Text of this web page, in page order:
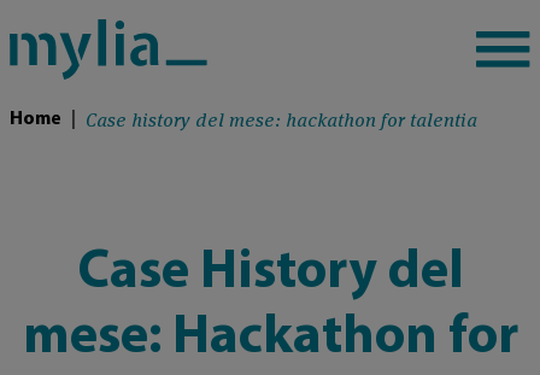
Home Case history del mese: hackathon for talentia
Case History del
mese: Hackathon for